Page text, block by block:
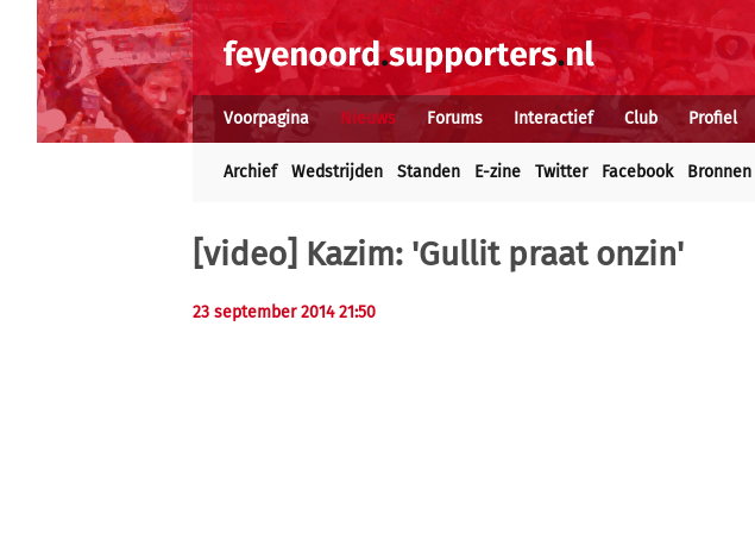
Voorpagina Nieuws Forums Interactief Club Profiel
Archief Wedstrijden Standen E-zine Twitter Facebook Bronnen
[video] Kazim: 'Gullit praat onzin'
23 september 2014 21:50